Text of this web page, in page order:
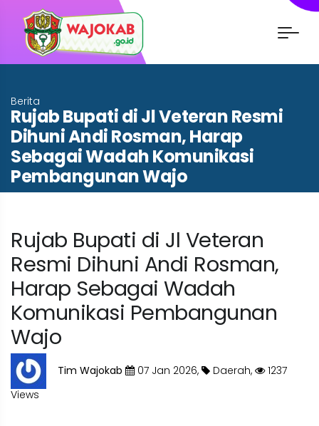
Berita
Rujab Bupati di Jl Veteran Resmi
Dihuni Andi Rosman, Harap
Sebagai Wadah Komunikasi
Pembangunan Wajo
Rujab Bupati di Jl Veteran
Resmi Dihuni Andi Rosman,
Harap Sebagai Wadah
Komunikasi Pembangunan
Wajo
Tim Wajokab 07 Jan 2026, Daerah,
1237
Views